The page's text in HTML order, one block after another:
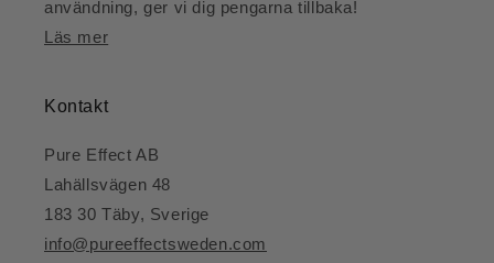
användning, ger vi dig pengarna tillbaka!
Läs mer
Kontakt
Pure Effect AB
Lahällsvägen 48
183 30 Täby, Sverige
info@pureeffectsweden.com